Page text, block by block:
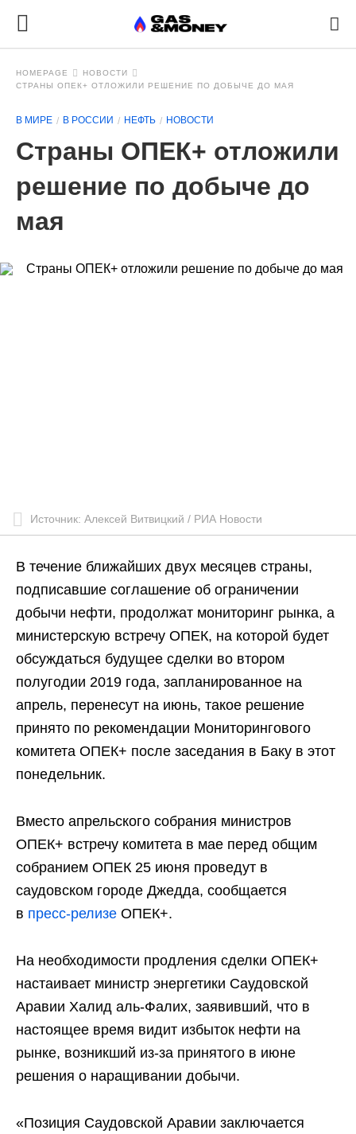
HOMEPAGE
НОВОСТИ
СТРАНЫ ОПЕК+ ОТЛОЖИЛИ РЕШЕНИЕ ПО ДОБЫЧЕ ДО МАЯ
В МИРЕ В РОССИИ НЕФТЬ НОВОСТИ
Страны ОПЕК+ отложили
решение по добыче до
мая
Источник: Алексей Витвицкий / РИА Новости
В течение ближайших двух месяцев страны,
подписавшие соглашение об ограничении
добычи нефти, продолжат мониторинг рынка, а
министерскую встречу ОПЕК, на которой будет
обсуждаться будущее сделки во втором
полугодии 2019 года, запланированное на
апрель, перенесут на июнь, такое решение
принято по рекомендации Мониторингового
комитета ОПЕК+ после заседания в Баку в этот
понедельник.
Вместо апрельского собрания министров
ОПЕК+ встречу комитета в мае перед общим
собранием ОПЕК 25 июня проведут в
саудовском городе Джедда, сообщается
в пресс-релизе ОПЕК+.
На необходимости продления сделки ОПЕК+
настаивает министр энергетики Саудовской
Аравии Халид аль-Фалих, заявивший, что в
настоящее время видит избыток нефти на
рынке, возникший из-за принятого в июне
решения о наращивании добычи.
«Позиция Саудовской Аравии заключается